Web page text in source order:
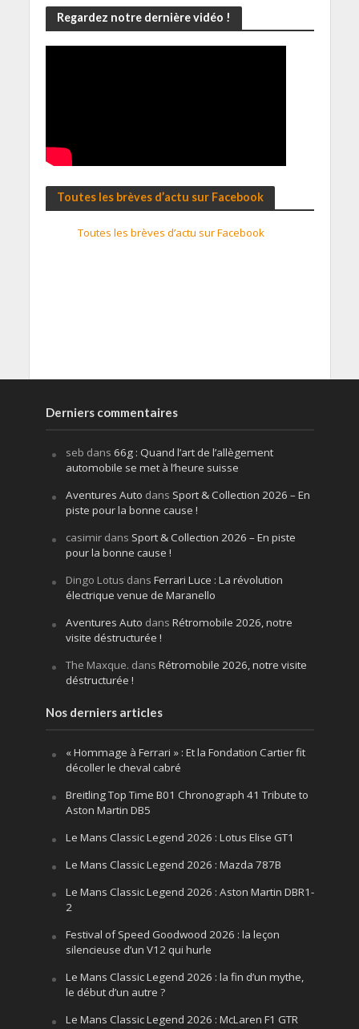
Regardez notre dernière vidéo !
Toutes les brèves d’actu sur Facebook
Toutes les brèves d’actu sur Facebook
Derniers commentaires
seb dans 66g : Quand l’art de l’allègement
automobile se met à l’heure suisse
Aventures Auto dans Sport & Collection 2026 – En
piste pour la bonne cause !
casimirdans Sport & Collection 2026 – En piste
pour la bonne cause !
Dingo Lotus dans Ferrari Luce : La révolution
électrique venue de Maranello
Aventures Auto dans Rétromobile 2026, notre
visite déstructurée !
The Maxque. dans Rétromobile 2026, notre visite
déstructurée !
Nos derniers articles
« Hommage à Ferrari » : Et la Fondation Cartier fit
décoller le cheval cabré
Breitling Top Time B01 Chronograph 41 Tribute to
Aston Martin DB5
Le Mans Classic Legend 2026 : Lotus Elise GT1
Le Mans Classic Legend 2026 : Mazda 787B
Le Mans Classic Legend 2026 : Aston Martin DBR1-
2
Festival of Speed Goodwood 2026 : la leçon
silencieuse d’un V12 qui hurle
Le Mans Classic Legend 2026 : la fin d’un mythe,
le début d’un autre ?
Le Mans Classic Legend 2026 : McLaren F1 GTR